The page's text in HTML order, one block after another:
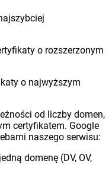
o rozszerzonym
o najwyższym
od liczby domen,
certyfikatem. Google
naszego serwisu:
domenę (DV, OV,